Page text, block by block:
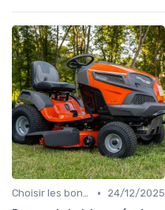
Choisir les bons outils •
24/12/2025